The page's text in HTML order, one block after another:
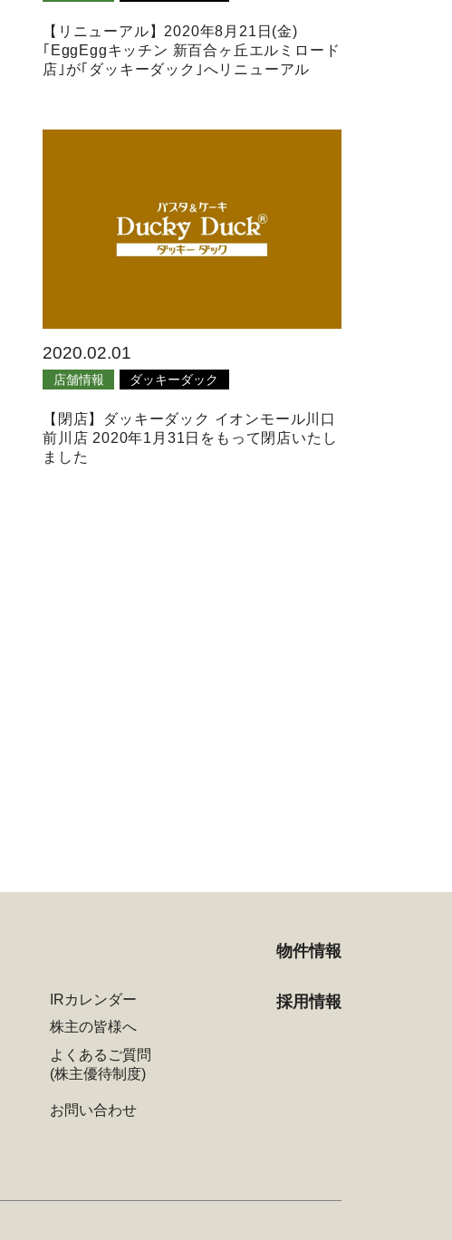
【リニューアル】2020年8月21日(金)
｢EggEggキッチン 新百合ヶ丘エルミロード
店｣が｢ダッキーダック｣へリニューアル
2020.02.01
店舗情報 ダッキーダック
【閉店】ダッキーダック イオンモール川口
前川店 2020年1月31日をもって閉店いたし
ました
IRカレンダー
株主の皆様へ
よくあるご質問
(株主優待制度)
お問い合わせ
物件情報
採用情報